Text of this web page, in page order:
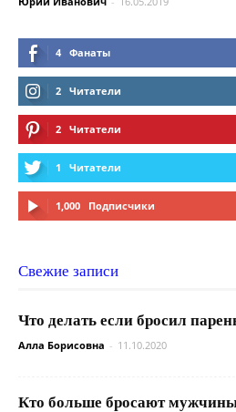
4 Фанаты
2 Читатели
2 Читатели
1 Читатели
1,000 Подписчики
Свежие записи
Что делать если бросил
Алла Борисовна - 11.10.2020
Кто больше бросают